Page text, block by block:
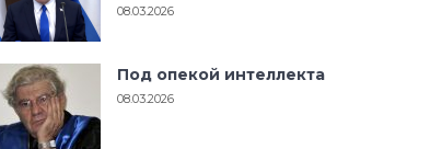
08.03.2026
Под опекой интеллекта
08.03.2026